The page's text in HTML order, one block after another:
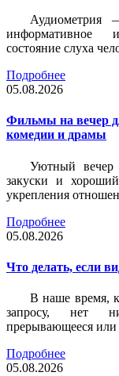
информативное
состояние слуха
Подробнее
05.08.2026
Фильмы на вечер
комедии и драмы
Уютный вечер
закуски и
укрепления
Подробнее
05.08.2026
Что делать, если
В наше время,
запросу, нет
прерывающееся или
Подробнее
05.08.2026